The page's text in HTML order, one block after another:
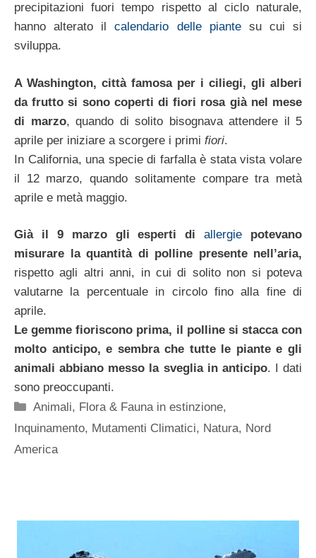
precipitazioni fuori tempo rispetto al ciclo naturale,
hanno alterato il calendario delle piante su cui si
sviluppa.
A Washington, città famosa per i ciliegi, gli alberi
da frutto si sono coperti di fiori rosa già nel mese
di marzo, quando di solito bisognava attendere il 5
aprile per iniziare a scorgere i primi fiori.
In California, una specie di farfalla è stata vista volare
il 12 marzo, quando solitamente compare tra metà
aprile e metà maggio.
Già il 9 marzo gli esperti di allergie
potevano
misurare la quantità di polline presente nell’aria,
rispetto agli altri anni, in cui di solito non si poteva
valutarne la percentuale in circolo fino alla fine di
aprile.
Le gemme fioriscono prima, il polline si stacca con
molto anticipo, e sembra che tutte le piante e gli
animali abbiano messo la sveglia in anticipo. I dati
sono preoccupanti.
Categorie
Animali, Flora & Fauna in estinzione,
Inquinamento, Mutamenti Climatici, Natura, Nord
America